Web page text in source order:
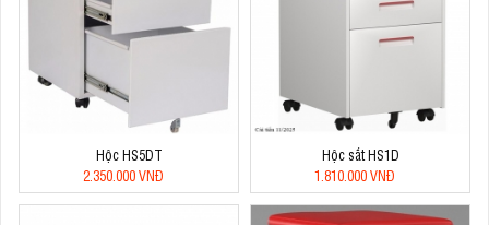
Hộc HS5DT
2.350.000 VNĐ
Hộc sắt HS1D
1.810.000 VNĐ